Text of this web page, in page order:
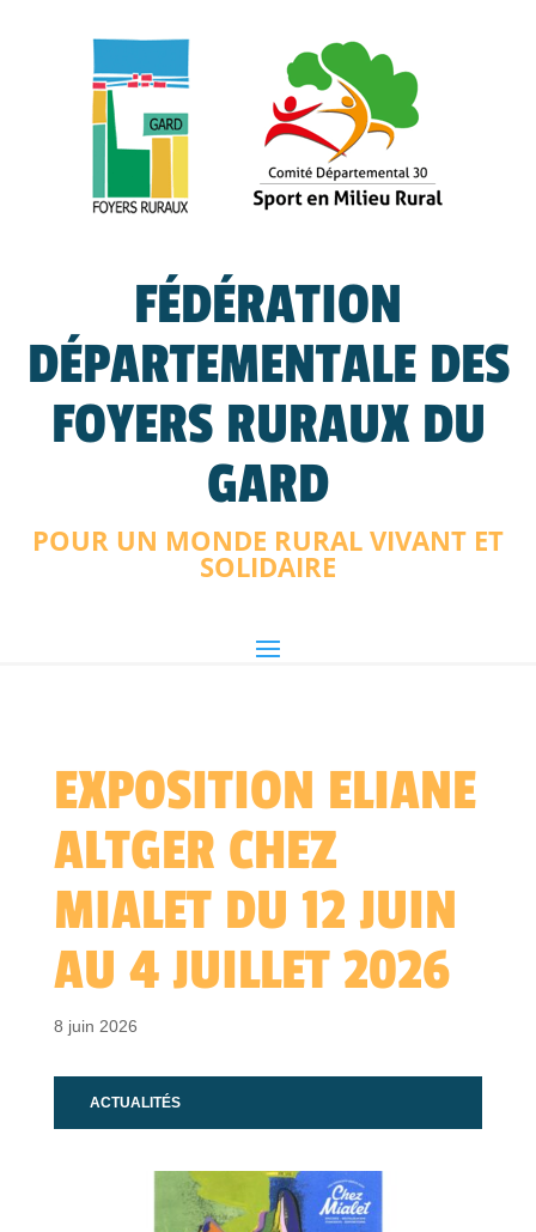
FÉDÉRATION
DÉPARTEMENTALE DES
FOYERS RURAUX DU
GARD
POUR UN MONDE RURAL VIVANT ET
SOLIDAIRE
EXPOSITION ELIANE
ALTGER CHEZ
MIALET DU 12 JUIN
AU 4 JUILLET 2026
8 juin 2026
ACTUALITÉS